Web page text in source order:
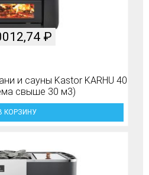
и сауны Kastor KARHU 40
свыше 30 м3)
₽
КОРЗИНУ